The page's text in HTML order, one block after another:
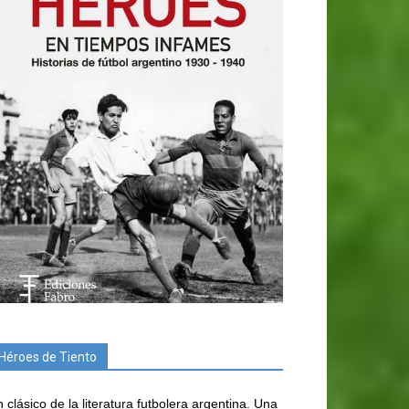
de Tiento
clásico de la literatura futbolera argentina. Una